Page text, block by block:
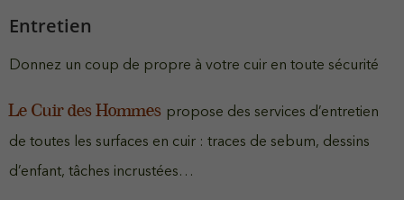
Entretien
Donnez un coup de propre à votre cuir en toute sécurité
Le Cuir des Hommes propose des services d’entretien
de toutes les surfaces en cuir : traces de sebum, dessins
d’enfant, tâches incrustées…